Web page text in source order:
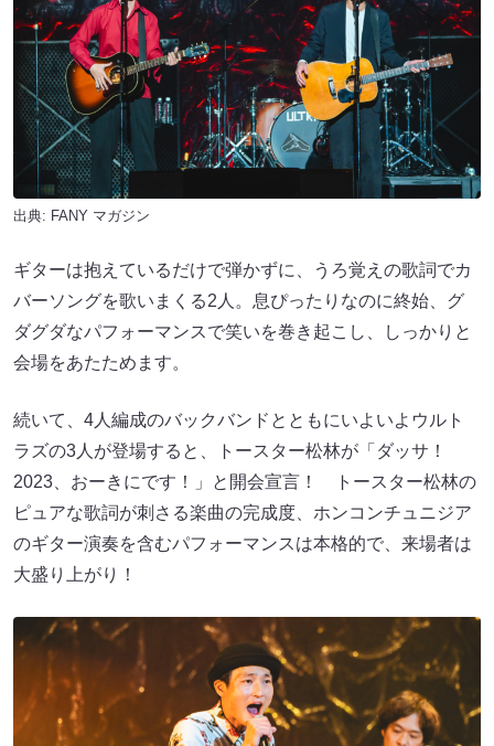
出典: FANY マガジン
ギターは抱えているだけで弾かずに、うろ覚えの歌詞でカ
バーソングを歌いまくる2人。息ぴったりなのに終始、グ
ダグダなパフォーマンスで笑いを巻き起こし、しっかりと
会場をあたためます。
続いて、4人編成のバックバンドとともにいよいよウルト
ラズの3人が登場すると、トースター松林が「ダッサ！
2023、おーきにです！」と開会宣言！ トースター松林の
ピュアな歌詞が刺さる楽曲の完成度、ホンコンチュニジア
のギター演奏を含むパフォーマンスは本格的で、来場者は
大盛り上がり！